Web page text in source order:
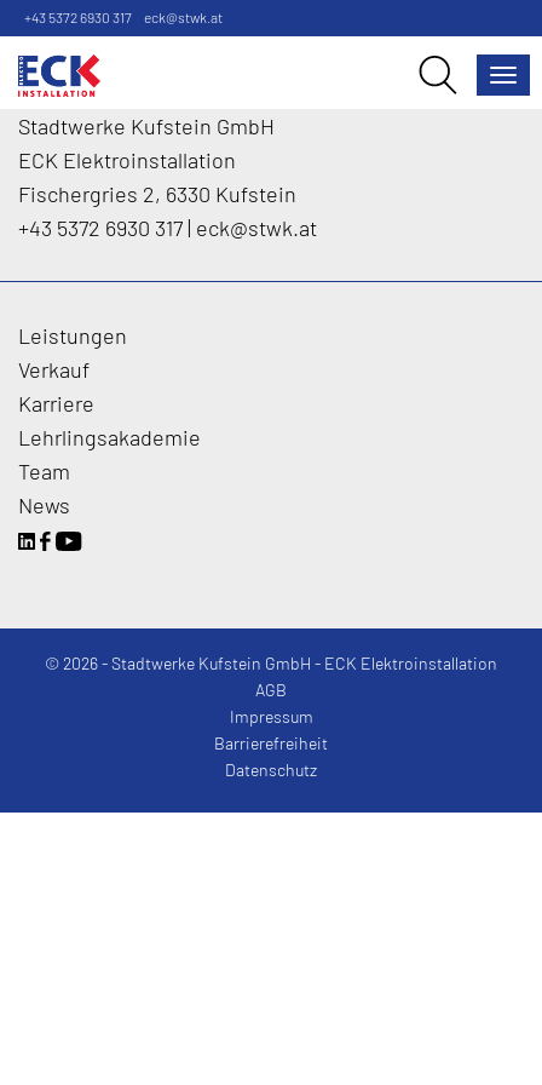
+43 5372 6930 317 eck@stwk.at
Stadtwerke Kufstein GmbH
ECK Elektroinstallation
Fischergries 2, 6330 Kufstein
+43 5372 6930 317 | eck@stwk.at
Leistungen
Verkauf
Karriere
Lehrlingsakademie
Team
News
© 2026 - Stadtwerke Kufstein GmbH - ECK Elektroinstallation
AGB
Impressum
Barrierefreiheit
Datenschutz